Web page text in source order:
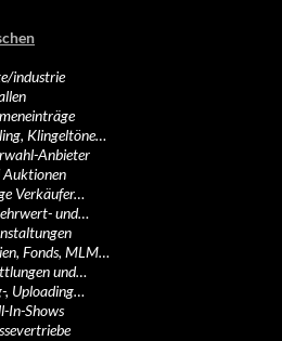
industrie
Klingeltöne…
Anbieter
Auktionen
Verkäufer…
und…
Fonds, MLM…
und…
, Uploading…
In-Shows